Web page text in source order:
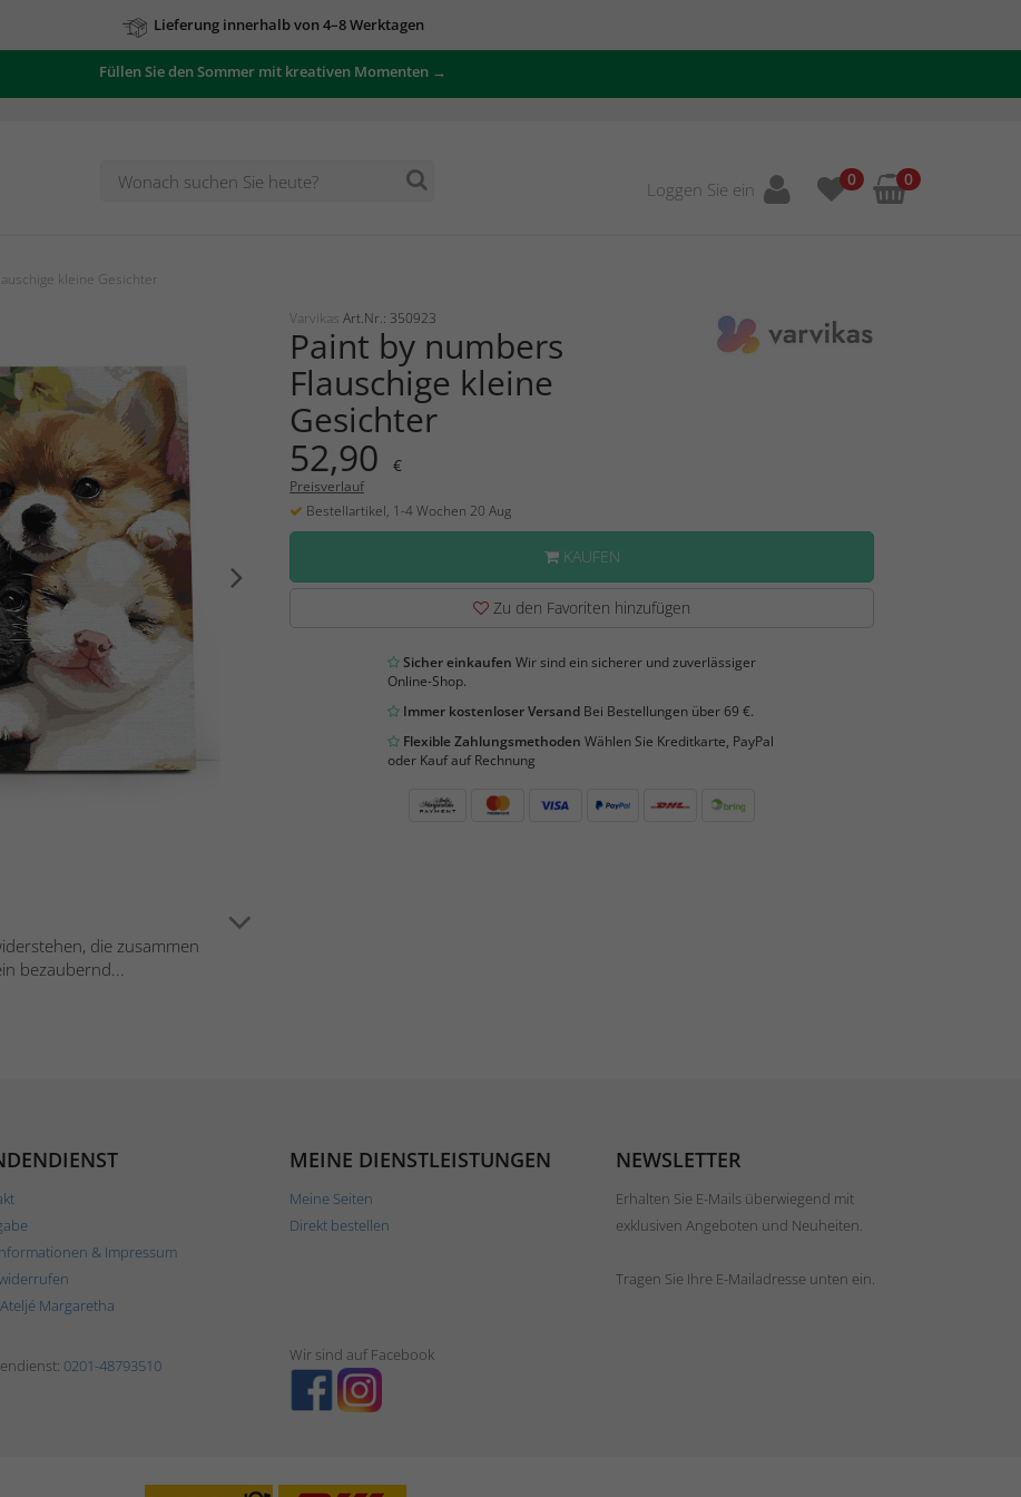
Füllen Sie den Sommer mit kreativen Momenten →
Loggen Sie ein 0 0
kleine Gesichter
die zusammen
bezaubernd...
Varvikas Art.Nr.: 350923
Paint by numbers
Flauschige kleine
Gesichter
52,90 €
Preisverlauf
Bestellartikel, 1-4 Wochen 20 Aug
KAUFEN
Zu den Favoriten hinzufügen
Sicher einkaufen Wir sind ein sicherer und zuverlässiger
Online-Shop.
Immer kostenloser VersandBei Bestellungen über 69 €.
Flexible Zahlungsmethoden Wählen Sie Kreditkarte, PayPal
oder Kauf auf Rechnung
& Impressum
Margaretha
MEINE DIENSTLEISTUNGEN
Meine Seiten
Direkt bestellen
NEWSLETTER
Erhalten Sie E-Mails überwiegend mit
exklusiven Angeboten und Neuheiten.
Tragen Sie Ihre E-Mailadresse unten ein.
0201-48793510
Wir sind auf Facebook